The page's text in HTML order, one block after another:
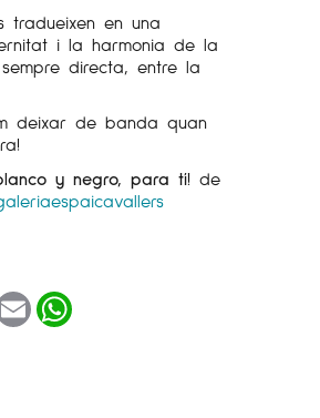
tradueixen en una
i la harmonia de la
directa, entre la
deixar de banda quan
y negro, para tí! de
Email